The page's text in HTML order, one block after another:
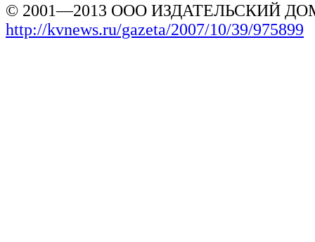
© 2001—2013 ООО ИЗДАТЕЛЬСКИЙ
http://kvnews.ru/gazeta/2007/10/39/975899